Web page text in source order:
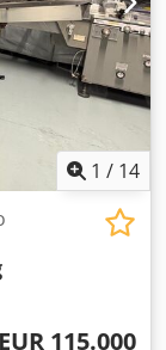
1 / 14
EUR 115.000